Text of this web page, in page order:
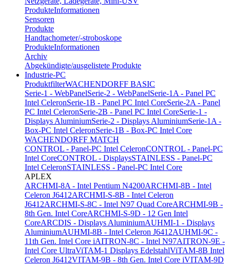
ProdukteInformationen
Sensoren
Produkte
Handtachometer/-stroboskope
ProdukteInformationen
Archiv
Abgekündigte/ausgelistete Produkte
Industrie-PC
ProduktfilterWACHENDORFF BASIC
Serie-1 - WebPanelSerie-2 - WebPanelSerie-1A - Panel PC
Intel CeleronSerie-1B - Panel PC Intel CoreSerie-2A - Panel
PC Intel CeleronSerie-2B - Panel PC Intel CoreSerie-1 -
Displays AluminiumSerie-2 - Displays AluminiumSerie-1A -
Box-PC Intel CeleronSerie-1B - Box-PC Intel Core
WACHENDORFF MATCH
CONTROL - Panel-PC Intel CeleronCONTROL - Panel-PC
Intel CoreCONTROL - DisplaysSTAINLESS - Panel-PC
Intel CeleronSTAINLESS - Panel-PC Intel Core
APLEX
ARCHMI-8A - Intel Pentium N4200ARCHMI-8B - Intel
Celeron J6412ARCHMI-S-8B - Intel Celeron
J6412ARCHMI-S-8C - Intel N97 Quad CoreARCHMI-9B -
8th Gen. Intel CoreARCHMI-S-9D - 12 Gen Intel
CoreARCDIS - Displays AluminiumAUHMI-1 - Displays
AluminiumAUHMI-8B - Intel Celeron J6412AUHMI-9C -
11th Gen. Intel Core iAITRON-8C - Intel N97AITRON-9E -
Intel Core UltraViTAM-1 Displays EdelstahlViTAM-8B Intel
Celeron J6412VITAM-9B - 8th Gen. Intel Core iVITAM-9D